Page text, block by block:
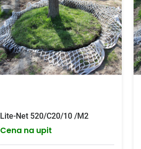
Lite-Net 520/C20/10 /M2
Cena na upit